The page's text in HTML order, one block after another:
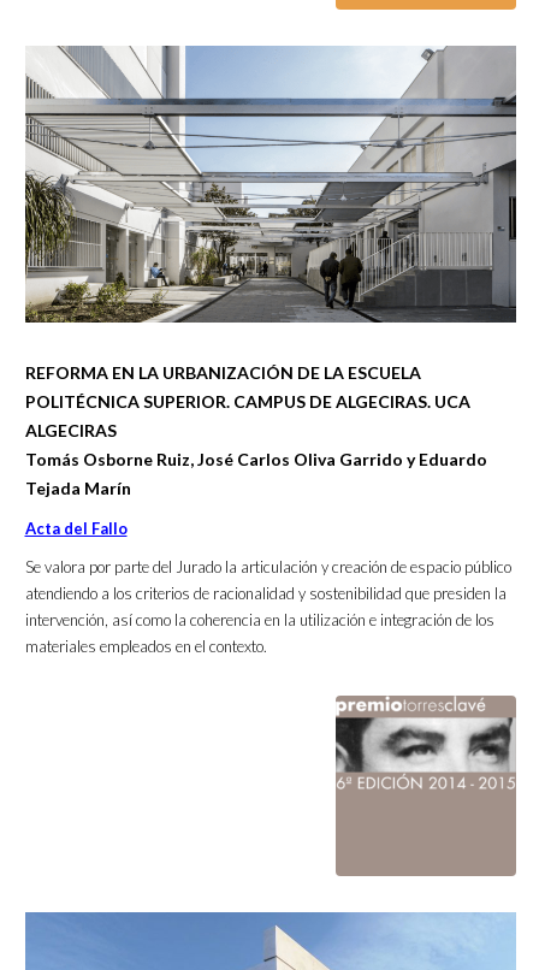
REFORMA EN LA URBANIZACIÓN DE LA ESCUELA
POLITÉCNICA SUPERIOR. CAMPUS DE ALGECIRAS. UCA
ALGECIRAS
Tomás Osborne Ruiz, José Carlos Oliva Garrido y Eduardo
Tejada Marín
Acta del Fallo
Se valora por parte del Jurado la articulación y creación de espacio público
atendiendo a los criterios de racionalidad y sostenibilidad que presiden la
intervención, así como la coherencia en la utilización e integración de los
materiales empleados en el contexto.